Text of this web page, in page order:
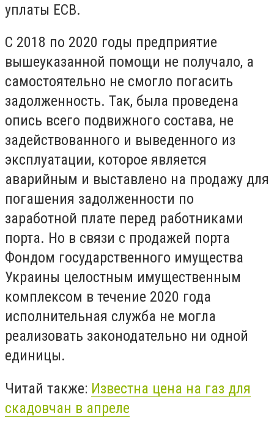
уплаты ЕСВ.
С 2018 по 2020 годы предприятие
вышеуказанной помощи не получало, а
самостоятельно не смогло погасить
задолженность. Так, была проведена
опись всего подвижного состава, не
задействованного и выведенного из
эксплуатации, которое является
аварийным и выставлено на продажу для
погашения задолженности по
заработной плате перед работниками
порта. Но в связи с продажей порта
Фондом государственного имущества
Украины целостным имущественным
комплексом в течение 2020 года
исполнительная служба не могла
реализовать законодательно ни одной
единицы.
Читай также: Известна цена на газ для
скадовчан в апреле